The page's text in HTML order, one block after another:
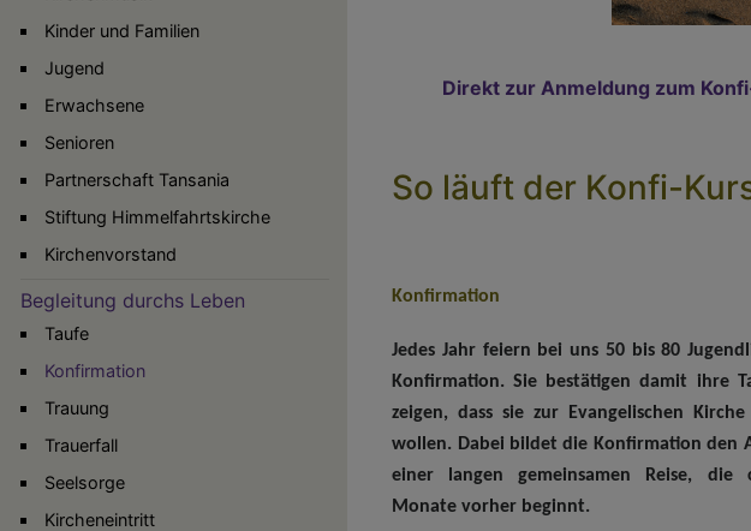
Hauptnavigation
Kinder und Familien
Jugend
Erwachsene
Senioren
Partnerschaft Tansania
Stiftung Himmelfahrtskirche
Kirchenvorstand
Begleitung durchs Leben
Taufe
Konfirmation
Trauung
Trauerfall
Seelsorge
Kircheneintritt
Direkt zur Anmeldung zum
So läuft der Konfi-
Konfirmation
Jedes Jahr feiern bei uns 50 bis 80
Konfirmation. Sie bestätigen damit ihre
zeigen, dass sie zur Evangelischen
wollen. Dabei bildet die Konfirmation den
einer langen gemeinsamen Reise, die
Monate vorher beginnt.